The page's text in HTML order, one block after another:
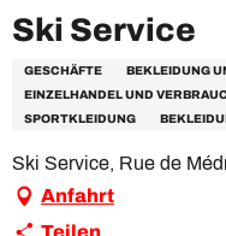
Ski Service
GESCHÄFTE
BEKLEIDUNG
EINZELHANDEL UND
SPORTKLEIDUNG
Ski Service, Rue de
Anfahrt
Teilen